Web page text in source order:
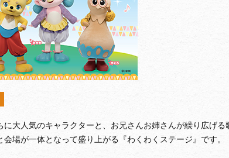
に大人気のキャラクターと、お兄さんお姉さんが繰り広げる
会場が一体となって盛り上がる『わくわくステージ』です。